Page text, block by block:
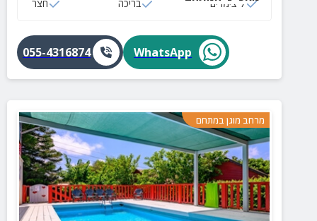
7 צימרים בריכה חצר
WhatsApp
055-4316874
מרחב מוגן במתחם